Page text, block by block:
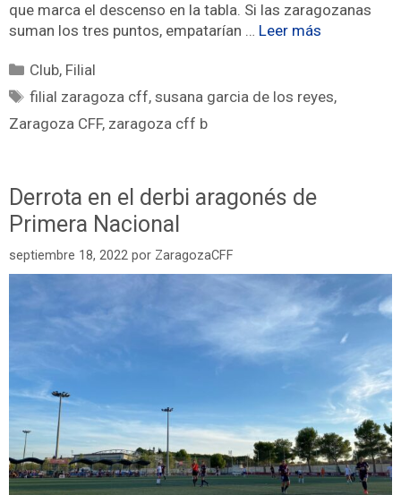
que marca el descenso en la tabla. Si las zaragozanas
suman los tres puntos, empatarían … Leer más
Club, Filial
filial zaragoza cff,susana garcia de los reyes,
Zaragoza CFF, zaragoza cff b
Derrota en el derbi aragonés de
Primera Nacional
septiembre 18, 2022 por ZaragozaCFF